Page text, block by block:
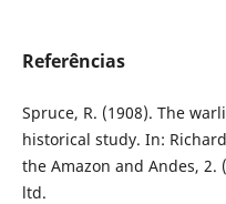
Referências
Spruce, R. (1908). The
historical study. In:
the Amazon and Andes, 2.
ltd.